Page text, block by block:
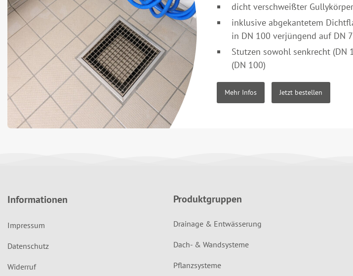
dicht verschweißter Gullykörper
inklusive abgekantetem
in DN 100 verjüngend auf DN
Stutzen sowohl senkrecht (DN
(DN 100)
Mehr Infos Jetzt bestellen
Informationen
Impressum
Datenschutz
Widerruf
Produktgruppen
Drainage & Entwässerung
Dach- & Wandsysteme
Pflanzsysteme